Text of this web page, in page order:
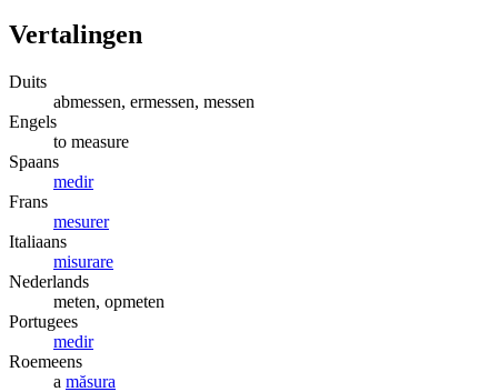
Vertalingen
Duits
abmessen, ermessen, messen
Engels
to measure
Spaans
medir
Frans
mesurer
Italiaans
misurare
Nederlands
meten, opmeten
Portugees
medir
Roemeens
a măsura